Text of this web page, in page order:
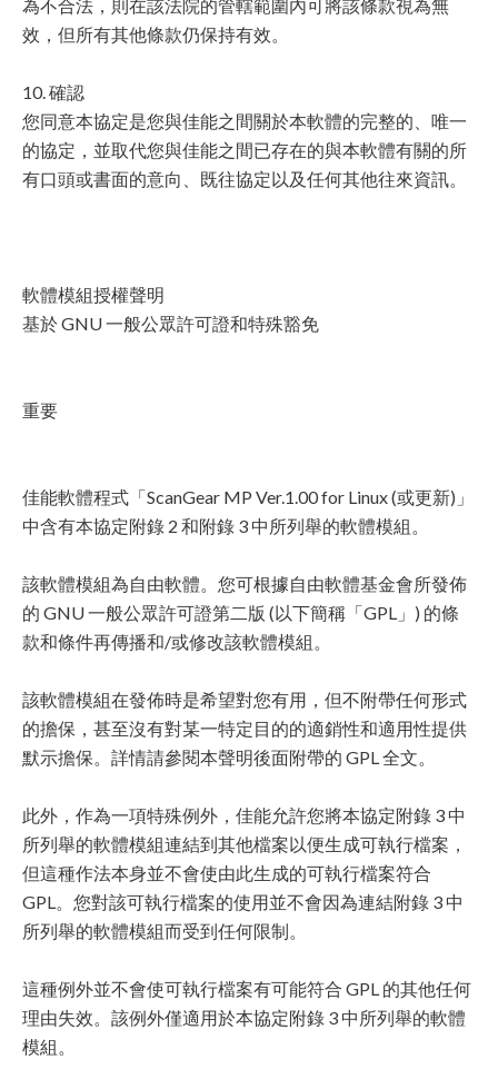
為不合法，則在該法院的管轄範圍內可將該條款視為無
效，但所有其他條款仍保持有效。
10. 確認
您同意本協定是您與佳能之間關於本軟體的完整的、唯一
的協定，並取代您與佳能之間已存在的與本軟體有關的所
有口頭或書面的意向、既往協定以及任何其他往來資訊。
軟體模組授權聲明
基於 GNU 一般公眾許可證和特殊豁免
重要
佳能軟體程式「ScanGear MP Ver.1.00 for Linux (或更新)」
中含有本協定附錄 2 和附錄 3 中所列舉的軟體模組。
該軟體模組為自由軟體。您可根據自由軟體基金會所發佈
的 GNU 一般公眾許可證第二版 (以下簡稱「GPL」) 的條
款和條件再傳播和/或修改該軟體模組。
該軟體模組在發佈時是希望對您有用，但不附帶任何形式
的擔保，甚至沒有對某一特定目的的適銷性和適用性提供
默示擔保。詳情請參閱本聲明後面附帶的 GPL 全文。
此外，作為一項特殊例外，佳能允許您將本協定附錄 3 中
所列舉的軟體模組連結到其他檔案以便生成可執行檔案，
但這種作法本身並不會使由此生成的可執行檔案符合
GPL。您對該可執行檔案的使用並不會因為連結附錄 3 中
所列舉的軟體模組而受到任何限制。
這種例外並不會使可執行檔案有可能符合 GPL 的其他任何
理由失效。該例外僅適用於本協定附錄 3 中所列舉的軟體
模組。